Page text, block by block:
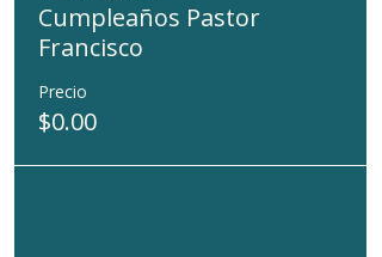
Cumpleaños Pastor
Francisco
Precio
$0.00